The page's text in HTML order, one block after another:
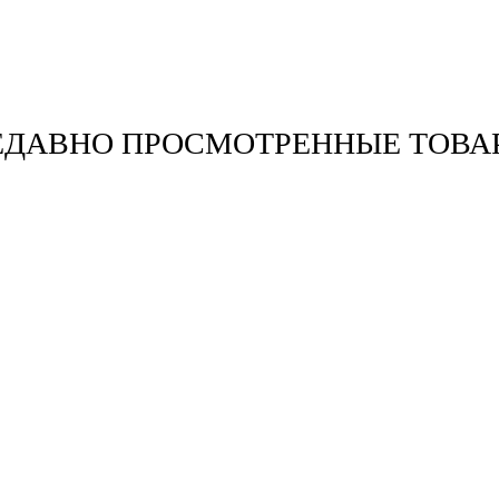
ПРОСМОТРЕННЫЕ